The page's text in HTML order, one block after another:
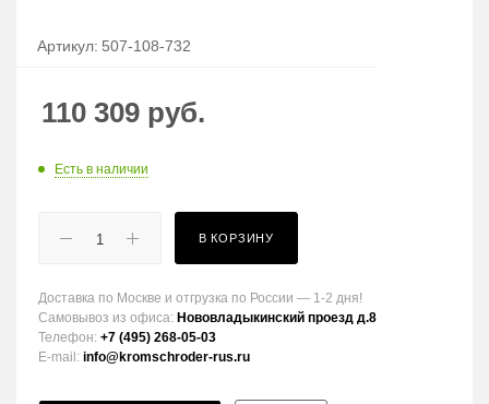
Артикул: 507-108-732
110 309 руб.
Есть в наличии
В КОРЗИНУ
Доставка по Москве и отгрузка по России — 1-2 дня!
Самовывоз из офиса: Нововладыкинский проезд д.8
Телефон: +7 (495) 268-05-03
E-mail: info@kromschroder-rus.ru